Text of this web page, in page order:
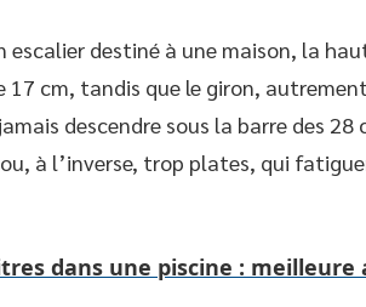
destiné à une maison, la
17 cm, tandis que le giron,
descendre sous la barre des 28
à l’inverse, trop plates, qui
dans une piscine : meilleure